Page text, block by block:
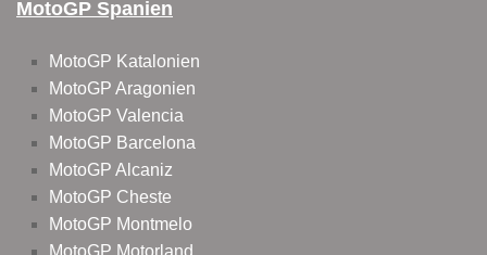
MotoGP Spanien
MotoGP Katalonien
MotoGP Aragonien
MotoGP Valencia
MotoGP Barcelona
MotoGP Alcaniz
MotoGP Cheste
MotoGP Montmelo
MotoGP Motorland